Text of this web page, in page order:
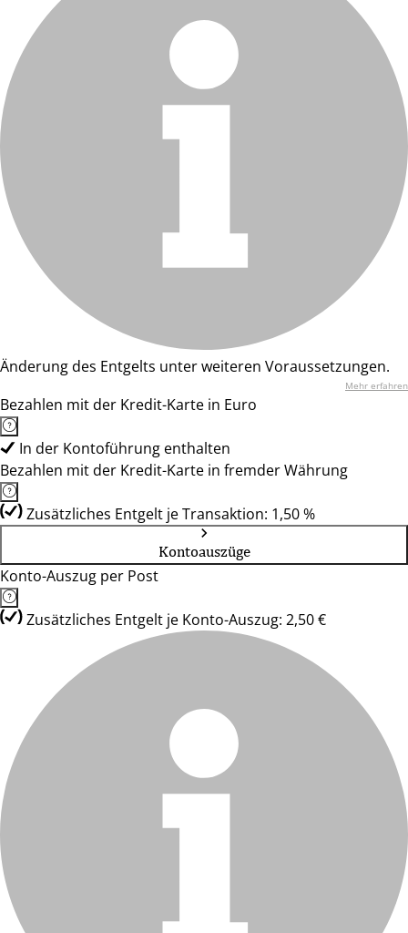
Änderung des Entgelts unter weiteren Voraussetzungen.
Mehr erfahren
Bezahlen mit der Kredit-Karte in Euro
In der Kontoführung enthalten
Bezahlen mit der Kredit-Karte in fremder Währung
Zusätzliches Entgelt je Transaktion: 1,50 %
Kontoauszüge
Konto-Auszug per Post
Zusätzliches Entgelt je Konto-Auszug: 2,50 €